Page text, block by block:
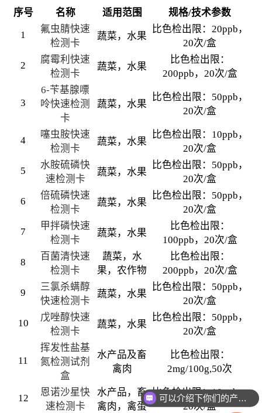
序号 名称 适用范围
规格/技术参数
1
氟虫腈快速
检测卡
蔬菜，水果
比色检出限：20ppb，
20次/盒
2
腐霉利快速
检测卡
蔬菜，水果
比色检出限：
200ppb，20次/盒
3
6-苄基腺嘌
呤快速检测
卡
蔬菜，水果
比色检出限：50ppb，
20次/盒
4
噻虫胺快速
检测卡
蔬菜，水果
比色检出限：10ppb，
20次/盒
5
水胺硫磷快
速检测卡
蔬菜，水果
比色检出限：50ppb，
20次/盒
6
倍硫磷快速
检测卡
蔬菜，水果
比色检出限：50ppb，
20次/盒
7
甲拌磷快速
检测卡
蔬菜，水果
比色检出限：
100ppb，20次/盒
8
百菌清快速
检测卡
蔬菜，水
果，农作物
比色检出限：
200ppb，20次/盒
9
三氯杀螨醇
快速检测卡
蔬菜，水果
比色检出限：50ppb，
20次/盒
10
戊唑醇快速
检测卡
蔬菜，水果
比色检出限：50ppb，
20次/盒
11
挥发性盐基
氮检测试剂
盒
水产品及畜
禽肉
比色检出限：
2mg/100g,50次
12
恩诺沙星快
速检测卡
水产品，畜
禽肉，禽蛋
比色检出限：10ppb，
20次/盒
可以介绍下你们的产品么